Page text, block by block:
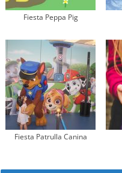
Fiesta Peppa Pig
Fiesta Patrulla Canina